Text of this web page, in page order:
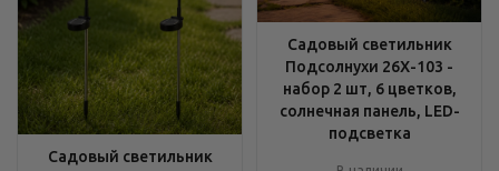
Садовый светильник
Садовый светильник
Подсолнухи 26X-103 -
набор 2 шт, 6 цветков,
солнечная панель, LED-
подсветка